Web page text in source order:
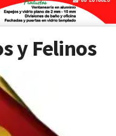
y Felinos